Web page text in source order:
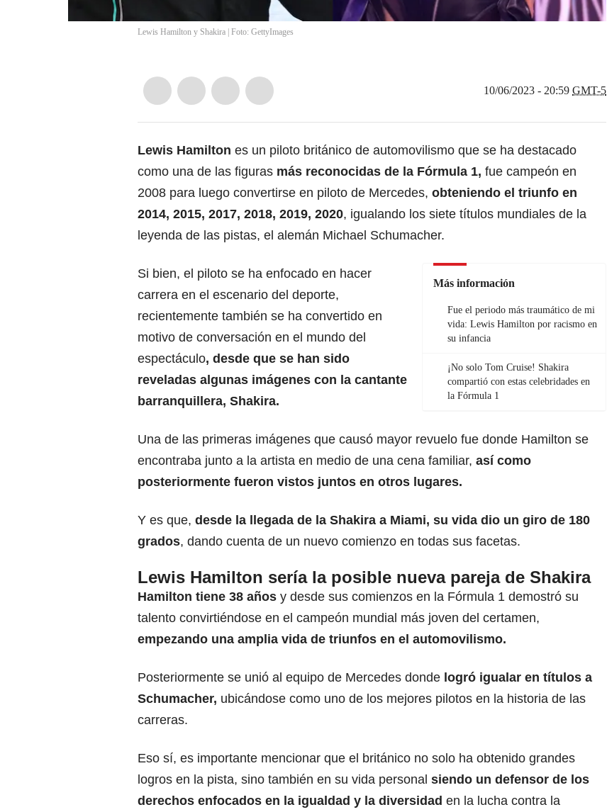
Lewis Hamilton y Shakira | Foto: GettyImages
10/06/2023 - 20:59 GMT-5
Lewis Hamilton es un piloto británico de automovilismo que se ha destacado
como una de las figuras más reconocidas de la Fórmula 1, fue campeón en
2008 para luego convertirse en piloto de Mercedes, obteniendo el triunfo en
2014, 2015, 2017, 2018, 2019, 2020, igualando los siete títulos mundiales de la
leyenda de las pistas, el alemán Michael Schumacher.
Más información
Fue el periodo más traumático de mi
vida: Lewis Hamilton por racismo en
su infancia
¡No solo Tom Cruise! Shakira
compartió con estas celebridades en
la Fórmula 1
Si bien, el piloto se ha enfocado en hacer
carrera en el escenario del deporte,
recientemente también se ha convertido en
motivo de conversación en el mundo del
espectáculo, desde que se han sido
reveladas algunas imágenes con la cantante
barranquillera, Shakira.
Una de las primeras imágenes que causó mayor revuelo fue donde Hamilton se
encontraba junto a la artista en medio de una cena familiar, así como
posteriormente fueron vistos juntos en otros lugares.
Y es que, desde la llegada de la Shakira a Miami, su vida dio un giro de 180
grados, dando cuenta de un nuevo comienzo en todas sus facetas.
Lewis Hamilton sería la posible nueva pareja de Shakira
Hamilton tiene 38 años y desde sus comienzos en la Fórmula 1 demostró su
talento convirtiéndose en el campeón mundial más joven del certamen,
empezando una amplia vida de triunfos en el automovilismo.
Posteriormente se unió al equipo de Mercedes donde logró igualar en títulos a
Schumacher, ubicándose como uno de los mejores pilotos en la historia de las
carreras.
Eso sí, es importante mencionar que el británico no solo ha obtenido grandes
logros en la pista, sino también en su vida personal siendo un defensor de los
derechos enfocados en la igualdad y la diversidad en la lucha contra la